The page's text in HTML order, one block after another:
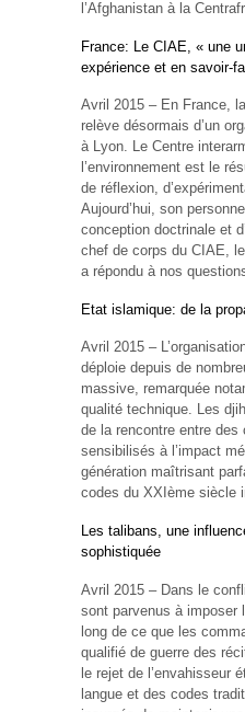
l’Afghanistan à la
France: Le CIAE, « une
expérience et en savoir-
Avril 2015 – En France,
relève désormais d’un
à Lyon. Le Centre
l’environnement est le
de réflexion,
Aujourd’hui, son
conception doctrinale et
chef de corps du CIAE,
a répondu à nos
Etat islamique: de la
Avril 2015 –
déploie depuis de
massive, remarquée
qualité technique. Les
de la rencontre entre des
sensibilisés à l’impact
génération maîtrisant
codes du XXIème siècle
Les talibans, une
sophistiquée
Avril 2015 – Dans le
sont parvenus à imposer
long de ce que les
qualifié de guerre des
le rejet de l’envahisseur
langue et des codes